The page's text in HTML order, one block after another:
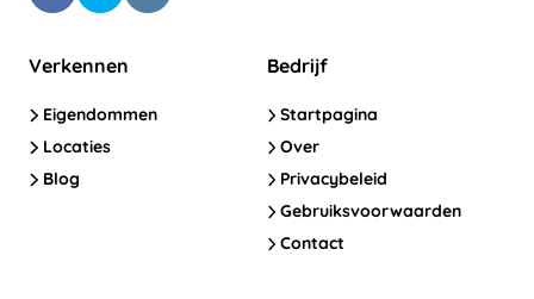
Verkennen
Eigendommen
Locaties
Blog
Bedrijf
Startpagina
Over
Privacybeleid
Gebruiksvoorwaarden
Contact